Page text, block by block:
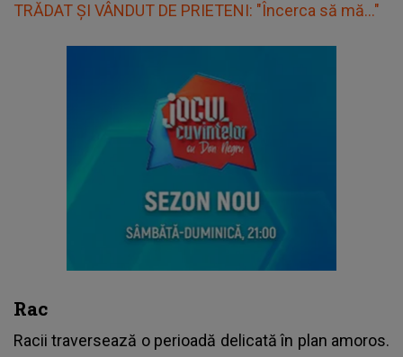
TRĂDAT ȘI VÂNDUT DE PRIETENI: "Încerca să mă..."
Rac
Racii traversează o perioadă delicată în plan amoros.